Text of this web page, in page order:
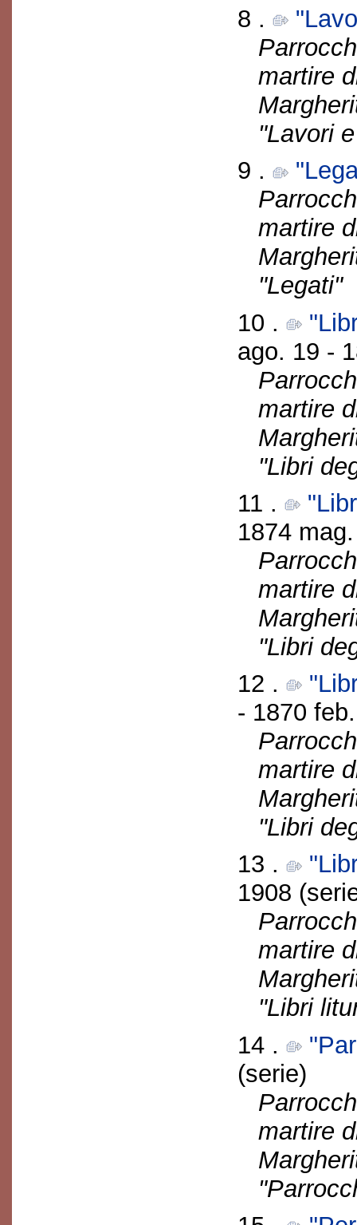
8 .
martire
"Lavori
9 .
martire
"Legati"
10 .
ago. 19 -
martire
"Libri
11 .
1874
martire
"Libri
12 .
- 1870
martire
"Libri
13 .
1908
martire
"Libri
14 .
(serie)
martire